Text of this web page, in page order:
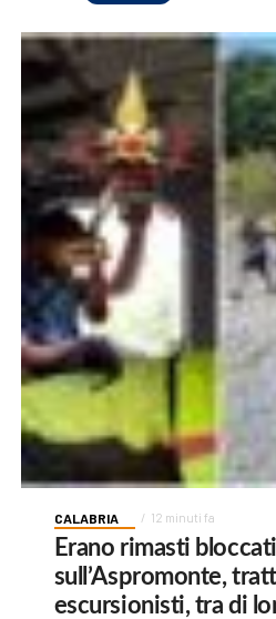
CALABRIA 12 minuti fa
Erano rimasti bloccati
sull’Aspromonte,
escursionisti, tra di